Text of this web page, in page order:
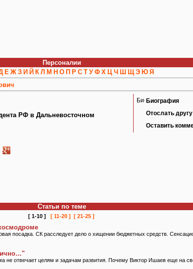
Персоналии
Е Ж З И Й К Л М Н О П Р С Т У Ф Х Ц Ч Ш Щ Э Ю Я
РФ в Дальневосточном
Биография
Отослать другу
Оставить
Статьи по теме
[ 1-10 ] [ 11-20 ] [ 21-25 ]
посадка. СК расследует дело о хищении бюджетных средств.
не отвечает целям и задачам развития. Почему Виктор Ишаев еще на